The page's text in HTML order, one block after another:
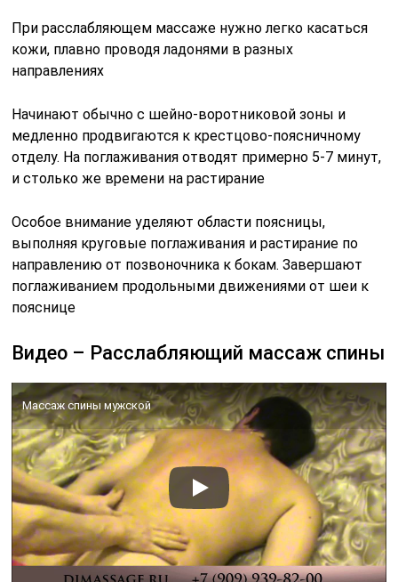
поглаживанием продольными движениями от шеи к
пояснице
Видео – Расслабляющий массаж спины
Массаж спины мужской
Выбирайте среди лучших специалистов по отзывам и
Массаж лингама
Часть пятая, заключительная,
делаем массаж ушей или по-
научному аурикулярный.
Удобно делать в любом положении, главное, сильно не
давить и не оттягивать уши, кожа в местах